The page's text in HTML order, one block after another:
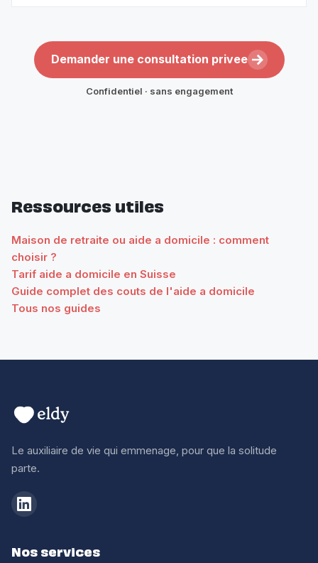
Demander une consultation privee
Confidentiel · sans engagement
Ressources utiles
Maison de retraite ou aide a domicile : comment
choisir ?
Tarif aide a domicile en Suisse
Guide complet des couts de l'aide a domicile
Tous nos guides
Le auxiliaire de vie qui emmenage, pour que la solitude
parte.
Nos services